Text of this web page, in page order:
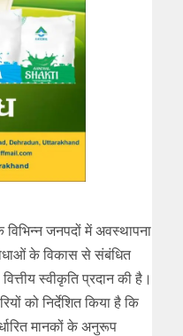
जनपदों में अवस्थापना
के विकास से संबंधित
स्वीकृति प्रदान की है।
को निर्देशित किया है कि
मानकों के अनुरूप